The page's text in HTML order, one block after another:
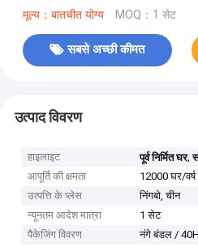
मूल्य：बातचीत योग्य MOQ：1 सेट
सबसे अच्छी कीमत
उत्पाद विवरण
हाइलाइट पूर्व निर्मित घर,
आपूर्ति की क्षमता
12000 घर/वर्ष
उत्पत्ति के प्लेस
निंगबो, चीन
न्यूनतम आदेश मात्रा
1 सेट
पैकेजिंग विवरण
नंगे बंडल /